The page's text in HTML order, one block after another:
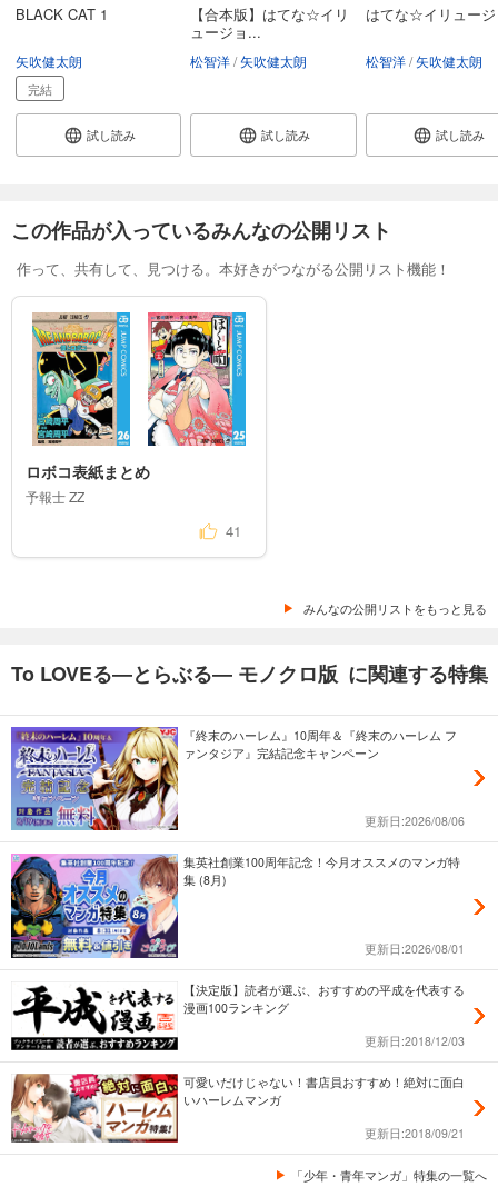
BLACK CAT 1
矢吹健太朗
完結
試し読み
【合本版】はてな☆イリ
ュージョ...
松智洋 矢吹健太朗
試し読み
はてな☆イリュー
松智洋 矢吹健太朗
試し読み
この作品が入っているみんなの公開リスト
作って、共有して、見つける。本好きがつながる公開リスト機能！
ロボコ表紙まとめ
予報士 ΖΖ
41
みんなの公開リストをもっと見る
To LOVEる―とらぶる― モノクロ版 に関連する特集
『終末のハーレム』10周年＆『終末のハーレム フ
ァンタジア』完結記念キャンペーン
更新日:2026/08/06
集英社創業100周年記念！今月オススメのマンガ特
集 (8月)
更新日:2026/08/01
【決定版】読者が選ぶ、おすすめの平成を代表する
漫画100ランキング
更新日:2018/12/03
可愛いだけじゃない！書店員おすすめ！絶対に面白
いハーレムマンガ
更新日:2018/09/21
「少年・青年マンガ」特集の一覧へ